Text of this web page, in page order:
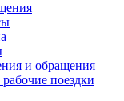
и обращения
поездки